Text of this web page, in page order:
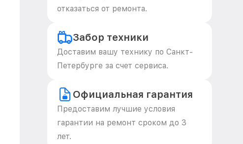
отказаться от ремонта.
Забор техники
Доставим вашу технику по Санкт-
Петербурге за счет сервиса.
Официальная гарантия
Предоставим лучшие условия
гарантии на ремонт сроком до 3
лет.